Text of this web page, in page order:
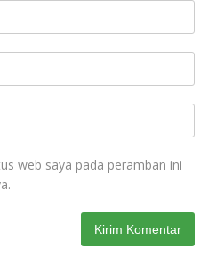
web saya pada peramban ini